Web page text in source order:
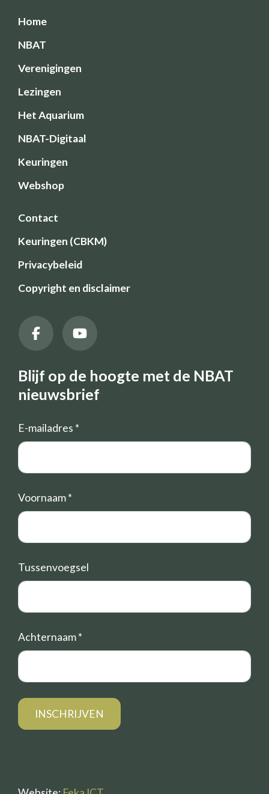
Home
NBAT
Verenigingen
Lezingen
Het Aquarium
NBAT-Digitaal
Keuringen
Webshop
Contact
Keuringen (CBKM)
Privacybeleid
Copyright en disclaimer
Blijf op de hoogte met de NBAT
nieuwsbrief
E-mailadres *
Voornaam*
Tussenvoegsel
Achternaam*